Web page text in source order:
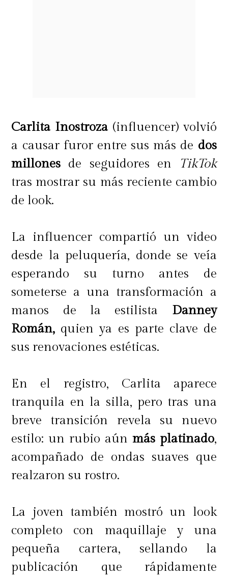
Carlita Inostroza (influencer) volvió
a causar furor entre sus más de dos
millones de seguidores en
TikTok
tras mostrar su más reciente cambio
de look.
La influencer compartió un video
desde la peluquería, donde se veía
esperando su turno antes de
someterse a una transformación a
manos de la estilista Danney
Román, quien ya es parte clave de
sus renovaciones estéticas.
En el registro, Carlita aparece
tranquila en la silla, pero tras una
breve transición revela su nuevo
estilo: un rubio aún más platinado,
acompañado de ondas suaves que
realzaron su rostro.
La joven también mostró un look
completo con maquillaje y una
pequeña cartera, sellando la
publicación que rápidamente